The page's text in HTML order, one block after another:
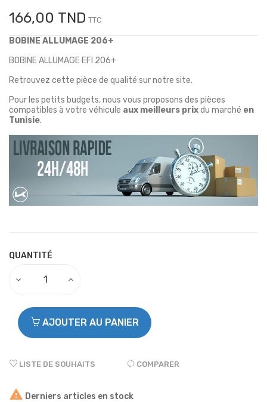
166,00 TND TTC
BOBINE ALLUMAGE 206+
BOBINE ALLUMAGE EFI 206+
Retrouvez cette pièce de qualité sur notre site.
Pour les petits budgets, nous vous proposons des pièces
compatibles à votre véhicule aux meilleurs prixdu marché en
Tunisie.
QUANTITÉ
AJOUTER AU PANIER
LISTE DE SOUHAITS COMPARER
 Derniers articles en stock